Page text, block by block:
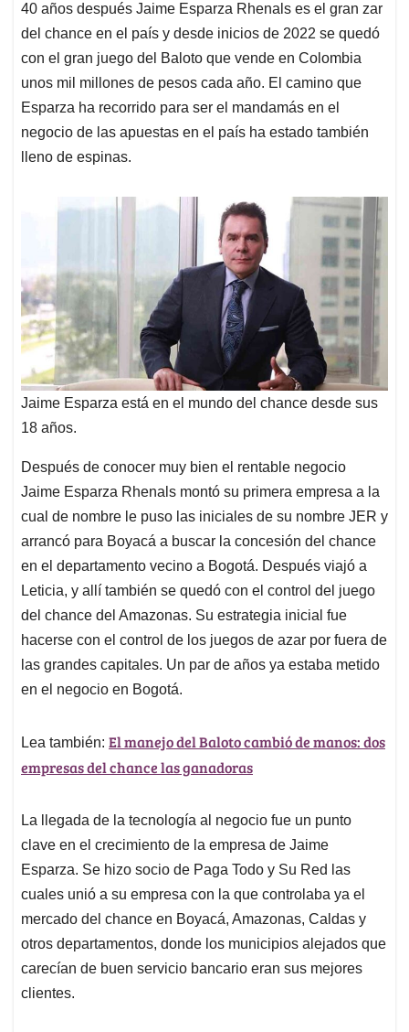
40 años después Jaime Esparza Rhenals es el gran zar
del chance en el país y desde inicios de 2022 se quedó
con el gran juego del Baloto que vende en Colombia
unos mil millones de pesos cada año. El camino que
Esparza ha recorrido para ser el mandamás en el
negocio de las apuestas en el país ha estado también
lleno de espinas.
Jaime Esparza está en el mundo del chance desde sus
18 años.
Después de conocer muy bien el rentable negocio
Jaime Esparza Rhenals montó su primera empresa a la
cual de nombre le puso las iniciales de su nombre JER y
arrancó para Boyacá a buscar la concesión del chance
en el departamento vecino a Bogotá. Después viajó a
Leticia, y allí también se quedó con el control del juego
del chance del Amazonas. Su estrategia inicial fue
hacerse con el control de los juegos de azar por fuera de
las grandes capitales. Un par de años ya estaba metido
en el negocio en Bogotá.
Lea también: El manejo del Baloto cambió de manos: dos
empresas del chance las ganadoras
La llegada de la tecnología al negocio fue un punto
clave en el crecimiento de la empresa de Jaime
Esparza. Se hizo socio de Paga Todo y Su Red las
cuales unió a su empresa con la que controlaba ya el
mercado del chance en Boyacá, Amazonas, Caldas y
otros departamentos, donde los municipios alejados que
carecían de buen servicio bancario eran sus mejores
clientes.